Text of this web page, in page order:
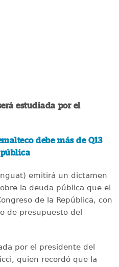
estudiada por el
debe más de Q13
emitirá un dictamen
la deuda pública que el
de la República, con
de presupuesto del
por el presidente del
quien recordó que la